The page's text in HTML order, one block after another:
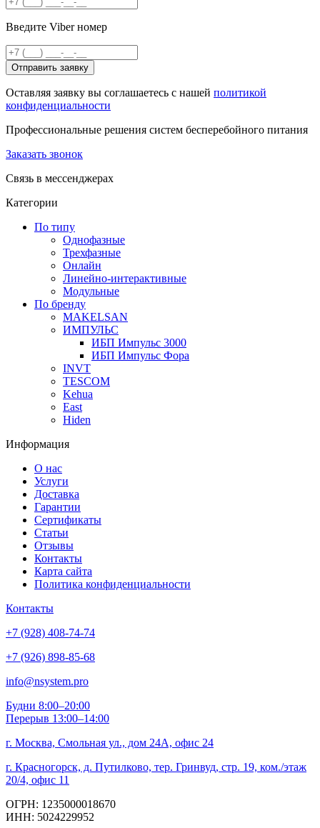
Введите Viber номер
Отправить заявку
Оставляя заявку вы соглашаетесь с нашей политикой
конфиденциальности
Профессиональные решения систем бесперебойного питания
Заказать звонок
Связь в мессенджерах
Категории
По типу
Однофазные
Трехфазные
Онлайн
Линейно-интерактивные
Модульные
По бренду
MAKELSAN
ИМПУЛЬС
ИБП Импульс 3000
ИБП Импульс Фора
INVT
TESCOM
Kehua
East
Hiden
Информация
О нас
Услуги
Доставка
Гарантии
Сертификаты
Статьи
Отзывы
Контакты
Карта сайта
Политика конфиденциальности
Контакты
+7 (928) 408-74-74
+7 (926) 898-85-68
info@nsystem.pro
Будни 8:00–20:00
Перерыв 13:00–14:00
г. Москва, Смольная ул., дом 24А, офис 24
г. Красногорск, д. Путилково, тер. Гринвуд, стр. 19, ком./этаж
20/4, офис 11
ОГРН: 1235000018670
ИНН: 5024229952